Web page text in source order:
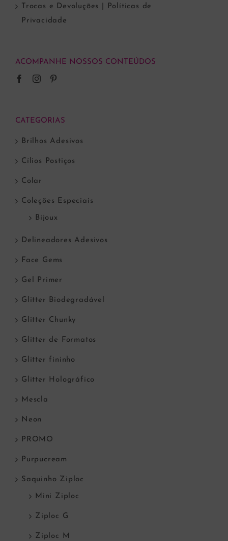
Trocas e Devoluções | Políticas de
Privacidade
ACOMPANHE NOSSOS CONTEÚDOS
CATEGORIAS
Brilhos Adesivos
Cílios Postiços
Colar
Coleções Especiais
Bijoux
Delineadores Adesivos
Face Gems
Gel Primer
Glitter Biodegradável
Glitter Chunky
Glitter de Formatos
Glitter fininho
Glitter Holográfico
Mescla
Neon
PROMO
Purpucream
Saquinho Ziploc
Mini Ziploc
Ziploc G
Ziploc M